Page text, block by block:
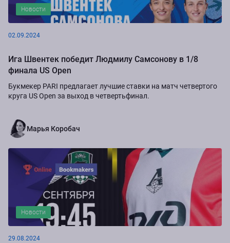
Новости
02.09.2024
Ига Швентек победит Людмилу Самсонову в 1/8
финала US Open
Букмекер PARI предлагает лучшие ставки на матч четвертого
круга US Open за выход в четвертьфинал.
Марья Коробач
Новости
29.08.2024